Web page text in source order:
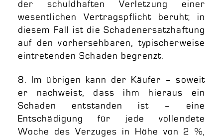
der schuldhaften Verletzung einer
wesentlichen Vertragspflicht beruht; in
diesem Fall ist die Schadenersatzhaftung
auf den vorhersehbaren, typischerweise
eintretenden Schaden begrenzt.
8. Im übrigen kann der Käufer – soweit
er nachweist, dass ihm hieraus ein
Schaden entstanden ist – eine
Entschädigung für jede vollendete
Woche des Verzuges in Höhe von 2 %,